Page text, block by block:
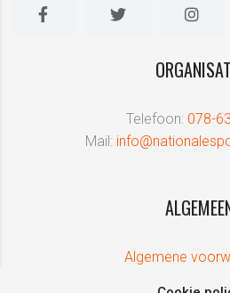
Telefoon: 078-
Mail:
Algemene